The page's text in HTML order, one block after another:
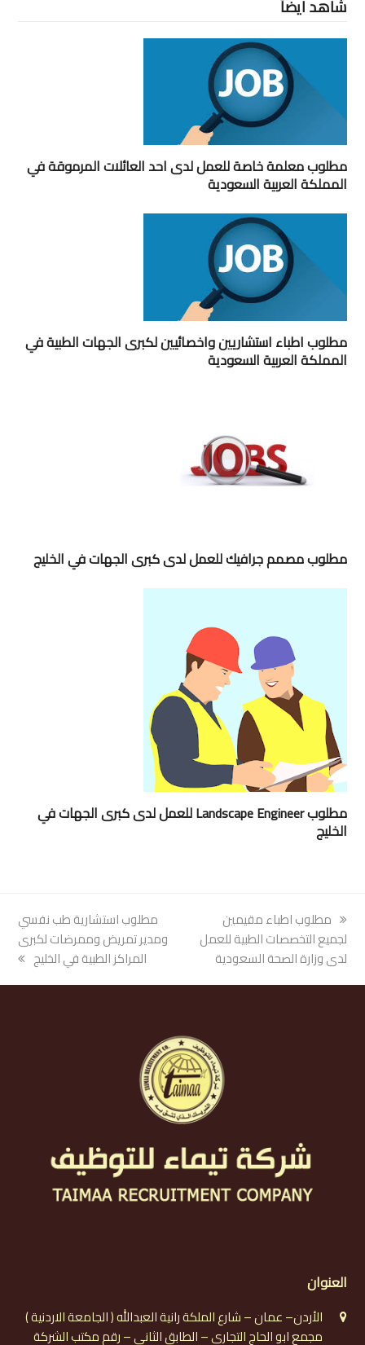
شاهد ايضاً
مطلوب معلمة خاصة للعمل لدى احد العائلات المرموقة في
المملكة العربية السعودية
مطلوب اطباء استشاريين واخصائيين لكبرى الجهات الطبية في
المملكة العربية السعودية
مطلوب مصمم جرافيك للعمل لدى كبرى الجهات في الخليج
مطلوب Landscape Engineer للعمل لدى كبرى الجهات في
الخليج
previous
post:
مطلوب اطباء مقيمين
لجميع التخصصات الطبية للعمل
لدى وزارة الصحة السعودية
next
post:
مطلوب استشارية طب نفسي
ومدير تمريض وممرضات لكبرى
المراكز الطبية في الخليج
العنوان
الأردن– عمان – شارع الملكة رانية العبدالله ( الجامعة الاردنية )
مجمع ابو الحاج التجاري – الطابق الثاني – رقم مكتب الشركة